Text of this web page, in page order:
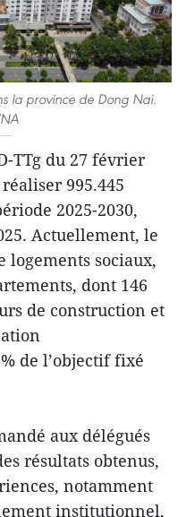
la province de Dong Nai.
TTg du 27 février
995.445
2025-2030,
Actuellement, le
logements sociaux,
dont 146
de construction et
de l’objectif fixé
aux délégués
résultats obtenus,
notamment
institutionnel,